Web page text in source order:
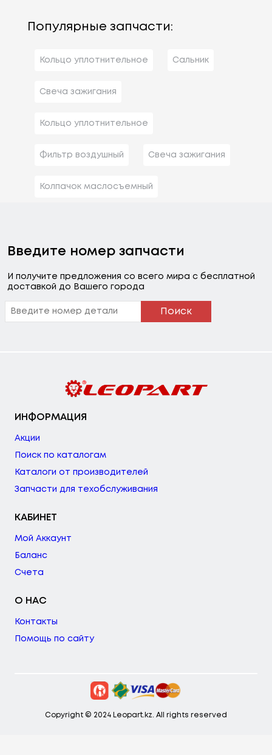
Популярные запчасти:
Кольцо уплотнительное Сальник
Свеча зажигания
Кольцо уплотнительное
Фильтр воздушный Свеча зажигания
Колпачок маслосъемный
Введите номер запчасти
И получите предложения со всего мира с бесплатной
доставкой до Вашего города
Поиск
ИНФОРМАЦИЯ
Акции
Поиск по каталогам
Каталоги от производителей
Запчасти для техобслуживания
КАБИНЕТ
Мой Аккаунт
Баланс
Счета
О НАС
Контакты
Помощь по сайту
Copyright © 2024 Leopart.kz. All rights reserved